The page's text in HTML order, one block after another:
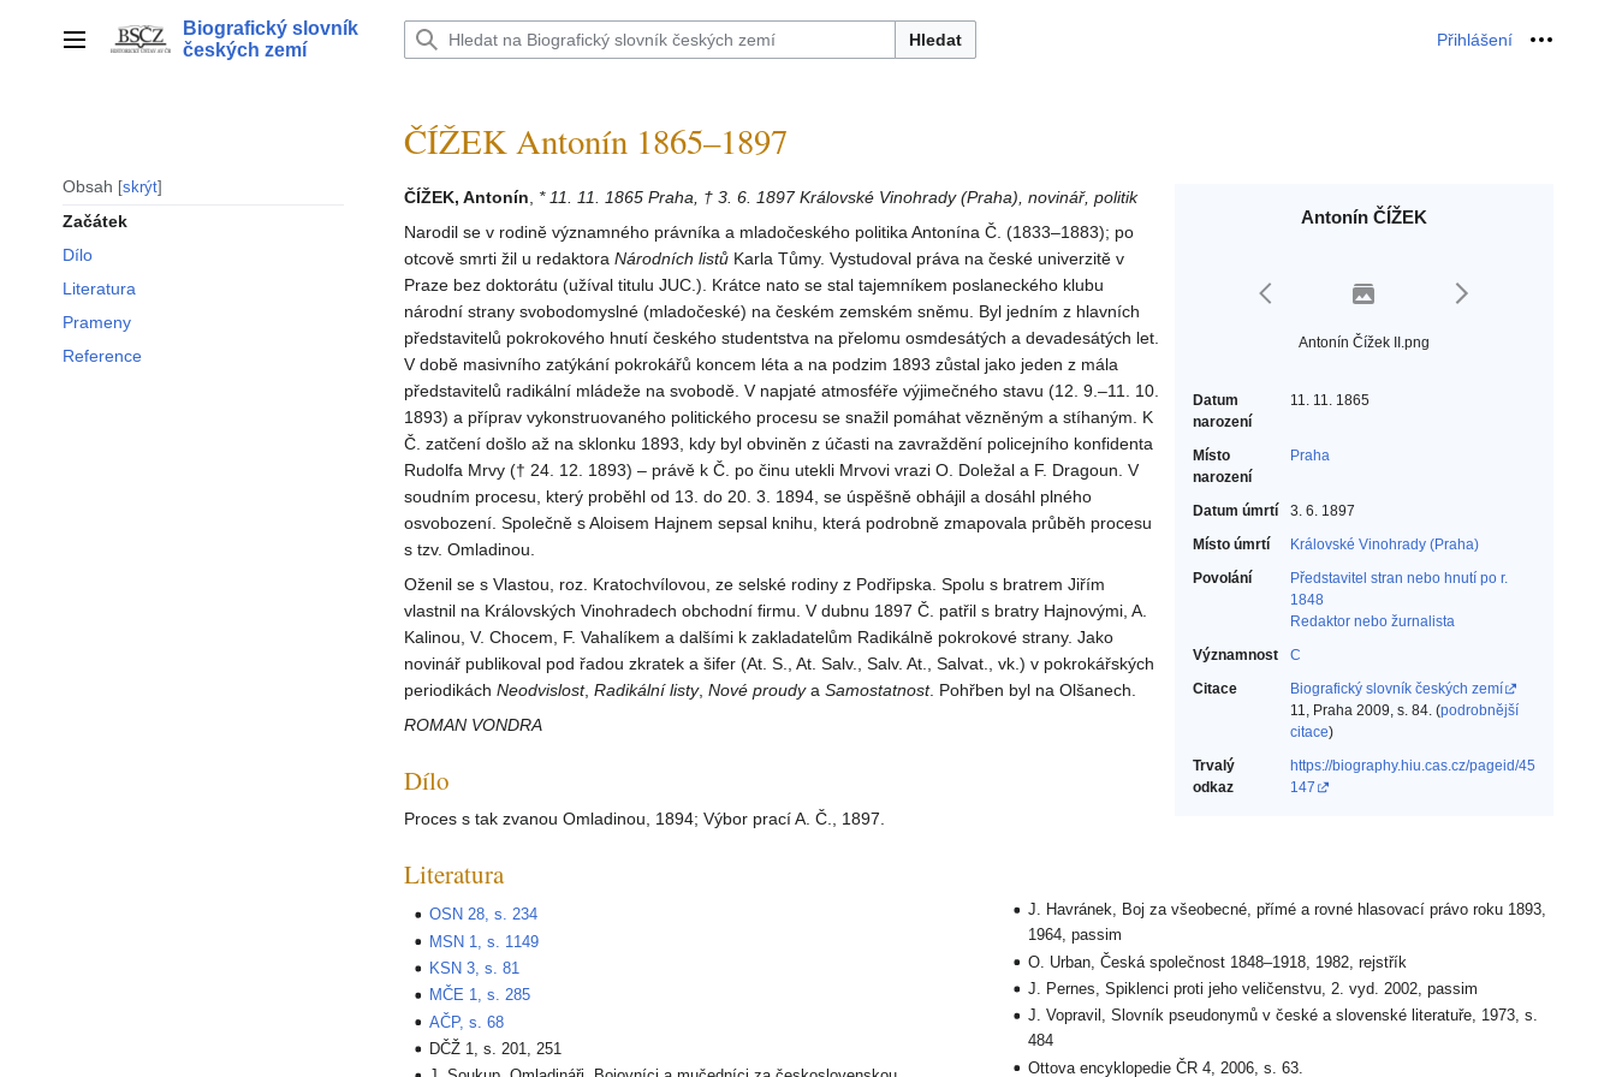
Hlavní menu
Biografický slovník
českých zemí
Hledat Přihlášení Osobní
Obsah skrýt
Začátek
Dílo
Literatura
Prameny
Reference
ČÍŽEK Antonín 1865–1897
Antonín ČÍŽEK
Antonín Čížek II.png
Datum
narození
11. 11. 1865
Místo
narození
Praha
Datum úmrtí
3. 6. 1897
Místo úmrtí
Královské Vinohrady (Praha)
Povolání
Představitel stran nebo hnutí po r.
1848‎
Redaktor nebo žurnalista‎
Významnost
C
Citace
Biografický slovník českých zemí
11, Praha 2009, s. 84. (podrobnější
citace)
Trvalý
odkaz
https://biography.hiu.cas.cz/pageid/45
147
ČÍŽEK, Antonín
* 11. 11. 1865 Praha, † 3. 6. 1897 Královské Vinohrady (Praha), novinář, politik
Narodil se v rodině významného právníka a mladočeského politika Antonína Č. (1833–1883); po
otcově smrti žil u redaktora Národních listů Karla Tůmy. Vystudoval práva na české univerzitě v
Praze bez doktorátu (užíval titulu JUC.). Krátce nato se stal tajemníkem poslaneckého klubu
národní strany svobodomyslné (mladočeské) na českém zemském sněmu. Byl jedním z hlavních
představitelů pokrokového hnutí českého studentstva na přelomu osmdesátých a devadesátých let.
V době masivního zatýkání pokrokářů koncem léta a na podzim 1893 zůstal jako jeden z mála
představitelů radikální mládeže na svobodě. V napjaté atmosféře výjimečného stavu (12. 9.–11. 10.
1893) a příprav vykonstruovaného politického procesu se snažil pomáhat vězněným a stíhaným. K
Č. zatčení došlo až na sklonku 1893, kdy byl obviněn z účasti na zavraždění policejního konfidenta
Rudolfa Mrvy († 24. 12. 1893) – právě k Č. po činu utekli Mrvovi vrazi O. Doležal a F. Dragoun. V
soudním procesu, který proběhl od 13. do 20. 3. 1894, se úspěšně obhájil a dosáhl plného
osvobození. Společně s Aloisem Hajnem sepsal knihu, která podrobně zmapovala průběh procesu
s tzv. Omladinou.
Oženil se s Vlastou, roz. Kratochvílovou, ze selské rodiny z Podřipska. Spolu s bratrem Jiřím
vlastnil na Královských Vinohradech obchodní firmu. V dubnu 1897 Č. patřil s bratry Hajnovými, A.
Kalinou, V. Chocem, F. Vahalíkem a dalšími k zakladatelům Radikálně pokrokové strany. Jako
novinář publikoval pod řadou zkratek a šifer (At. S., At. Salv., Salv. At., Salvat., vk.) v pokrokářských
periodikách Neodvislost, Radikální listy, Nové proudya Samostatnost. Pohřben byl na Olšanech.
ROMAN VONDRA
Dílo
Proces s tak zvanou Omladinou, 1894; Výbor prací A. Č., 1897.
Literatura
OSN 28, s. 234
MSN 1, s. 1149
KSN 3, s. 81
MČE 1, s. 285
AČP, s. 68
DČŽ 1, s. 201, 251
J. Havránek, Boj za všeobecné, přímé a rovné hlasovací právo roku 1893,
1964, passim
O. Urban, Česká společnost 1848–1918, 1982, rejstřík
J. Pernes, Spiklenci proti jeho veličenstvu, 2. vyd. 2002, passim
J. Vopravil, Slovník pseudonymů v české a slovenské literatuře, 1973, s.
484
Ottova encyklopedie ČR 4, 2006, s. 63.